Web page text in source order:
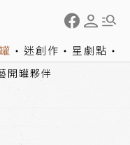
迷創作 星劇點
開罐夥伴